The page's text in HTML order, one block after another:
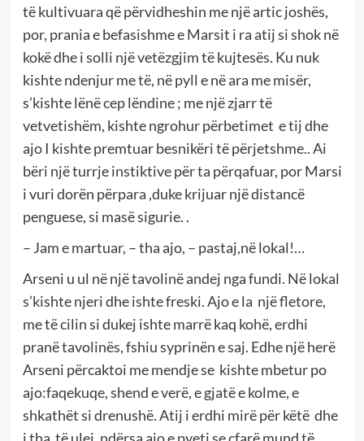
të kultivuara që përvidheshin me një artic joshës,
por, prania e befasishme e Marsit i ra atij si shok në
kokë dhe i solli një vetëzgjim të kujtesës. Ku nuk
kishte ndenjur me të, në pyll e në ara me misër,
s’kishte lënë cep lëndine ; me një zjarr të
vetvetishëm, kishte ngrohur përbetimet e tij dhe
ajo I kishte premtuar besnikëri të përjetshme.. Ai
bëri një turrje instiktive për ta përqafuar, por Marsi
i vuri dorën përpara ,duke krijuar një distancë
penguese, si masë sigurie. .
– Jam e martuar, – tha ajo, – pastaj,në lokal!…
Arseni u ul në një tavolinë andej nga fundi. Në lokal
s’kishte njeri dhe ishte freski. Ajo e la një fletore,
me të cilin si dukej ishte marrë kaq kohë, erdhi
pranë tavolinës, fshiu syprinën e saj. Edhe një herë
Arseni përcaktoi me mendje se kishte mbetur po
ajo:faqekuqe, shend e verë, e gjatë e kolme, e
shkathët si drenushë. Atij i erdhi mirë për këtë dhe